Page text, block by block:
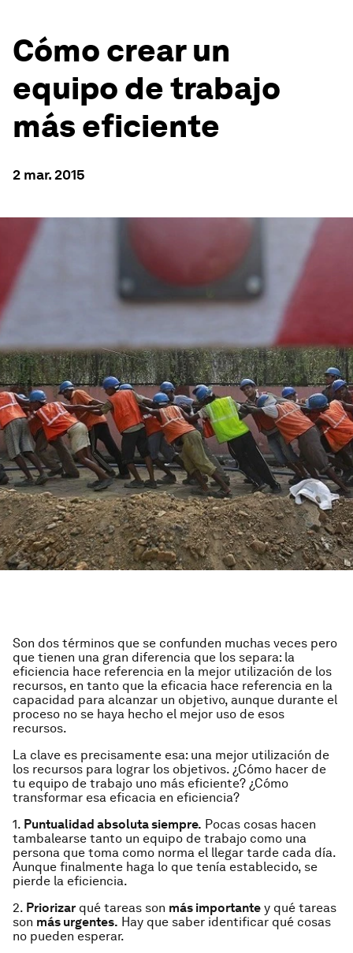
Cómo crear un
equipo de trabajo
más eficiente
2 mar. 2015
Son dos términos que se confunden muchas veces pero
que tienen una gran diferencia que los separa: la
eficiencia hace referencia en la mejor utilización de los
recursos, en tanto que la eficacia hace referencia en la
capacidad para alcanzar un objetivo, aunque durante el
proceso no se haya hecho el mejor uso de esos
recursos.
La clave es precisamente esa: una mejor utilización de
los recursos para lograr los objetivos. ¿Cómo hacer de
tu equipo de trabajo uno más eficiente? ¿Cómo
transformar esa eficacia en eficiencia?
1. Puntualidad absoluta siempre. Pocas cosas hacen
tambalearse tanto un equipo de trabajo como una
persona que toma como norma el llegar tarde cada día.
Aunque finalmente haga lo que tenía establecido, se
pierde la eficiencia.
2. Priorizar qué tareas son más importante y qué tareas
son más urgentes. Hay que saber identificar qué cosas
no pueden esperar.